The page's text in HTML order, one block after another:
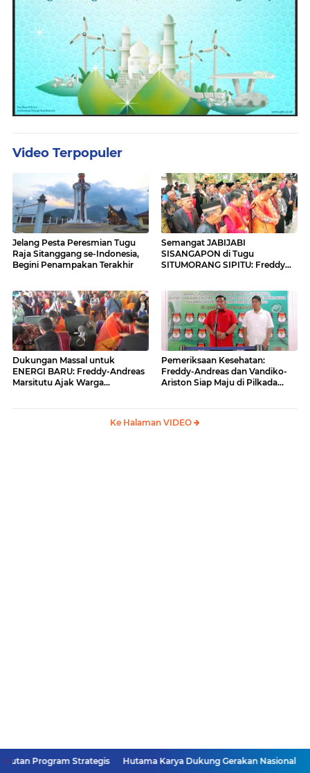
Video Terpopuler
Jelang Pesta Peresmian Tugu
Raja Sitanggang se-Indonesia,
Begini Penampakan Terakhir
Semangat JABIJABI
SISANGAPON di Tugu
SITUMORANG SIPITU: Freddy
Dukungan Massal untuk
ENERGI BARU: Freddy-Andreas
Marsitutu Ajak Warga
Pemeriksaan Kesehatan:
Freddy-Andreas dan Vandiko-
Ariston Siap Maju di Pilkada
Ke Halaman VIDEO
Strategis Hutama Karya Dukung Gerakan Nasional Zero ODOL